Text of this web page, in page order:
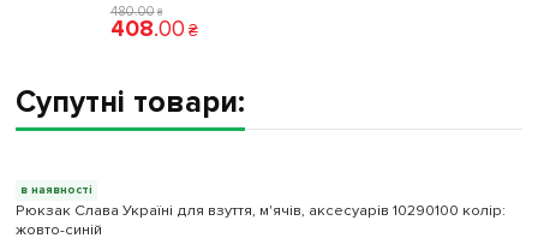
480.00 ₴
408.00 ₴
Супутні товари:
в наявності
Рюкзак Слава Україні для взуття, м'ячів, аксесуарів 10290100 колiр:
жовто-синій